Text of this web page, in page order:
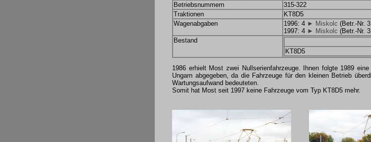
Betriebsnummern
315-322
Traktionen
KT8D5
Wagenabgaben
1996: 4 ► Miskolc (Betr.-Nr.
1997: 4 ► Miskolc (Betr.-Nr.
Bestand
KT8D5
1986 erhielt Most zwei Nullserienfahrzeuge. Ihnen folgte 1989
Ungarn abgegeben, da die Fahrzeuge für den kleinen Betrieb
Wartungsaufwand bedeuteten.
Somit hat Most seit 1997 keine Fahrzeuge vom Typ KT8D5 mehr.